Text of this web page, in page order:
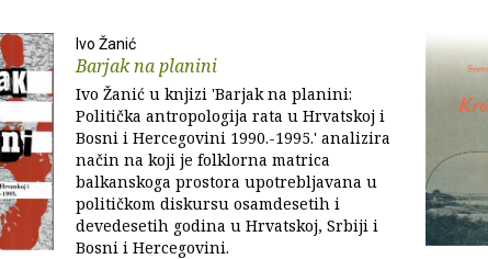
Ivo Žanić
Barjak na planini
Ivo Žanić u knjizi 'Barjak na planini:
Politička antropologija rata u Hrvatskoj i
Bosni i Hercegovini 1990.-1995.' analizira
način na koji je folklorna matrica
balkanskoga prostora upotrebljavana u
političkom diskursu osamdesetih i
devedesetih godina u Hrvatskoj, Srbiji i
Bosni i Hercegovini.